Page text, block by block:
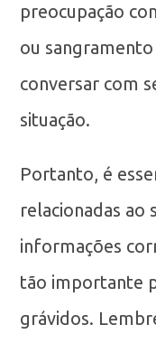
preocupação
ou
conversar com
situação.
Portanto, é
relacionadas ao
informações
tão importante
grávidos.